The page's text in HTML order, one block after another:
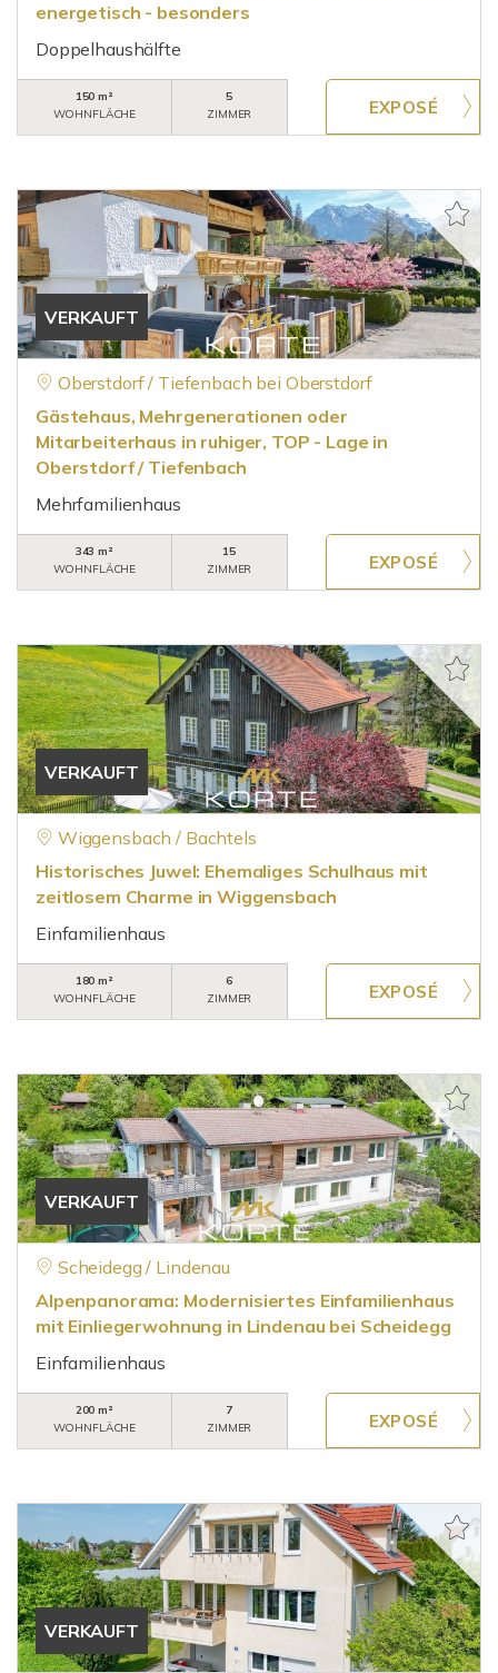
energetisch - besonders
Doppelhaushälfte
150 m²
WOHNFLÄCHE
5
ZIMMER
VERKAUFT
Oberstdorf / Tiefenbach bei Oberstdorf
Gästehaus, Mehrgenerationen oder
Mitarbeiterhaus in ruhiger, TOP - Lage in
Oberstdorf / Tiefenbach
Mehrfamilienhaus
343 m²
WOHNFLÄCHE
15
ZIMMER
VERKAUFT
Wiggensbach / Bachtels
Historisches Juwel: Ehemaliges Schulhaus mit
zeitlosem Charme in Wiggensbach
Einfamilienhaus
180 m²
WOHNFLÄCHE
6
ZIMMER
VERKAUFT
Scheidegg / Lindenau
Alpenpanorama: Modernisiertes Einfamilienhaus
mit Einliegerwohnung in Lindenau bei Scheidegg
Einfamilienhaus
200 m²
WOHNFLÄCHE
7
ZIMMER
VERKAUFT